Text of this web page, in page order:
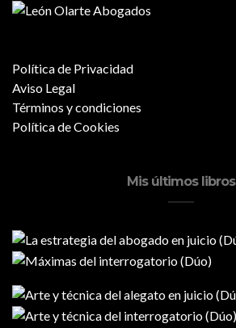
Política de Privacidad
Aviso Legal
Términos y condiciones
Política de Cookies
Mis últimos libros